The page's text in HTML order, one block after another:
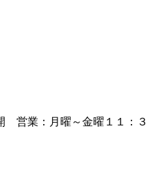
営業：月曜～金曜１１：３